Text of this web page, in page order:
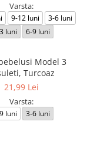
Varsta:
9-12 luni
3-6 luni
luni
6-9 luni
Model 3
ursuleti, Turcoaz
21,99 Lei
Varsta:
luni 3-6 luni